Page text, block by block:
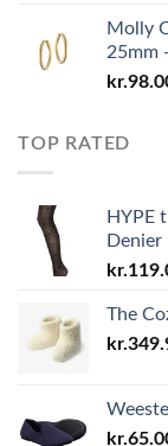
Molly
25mm
kr.
TOP RATED
HYPE
Denier
kr.
The
kr.
kr.